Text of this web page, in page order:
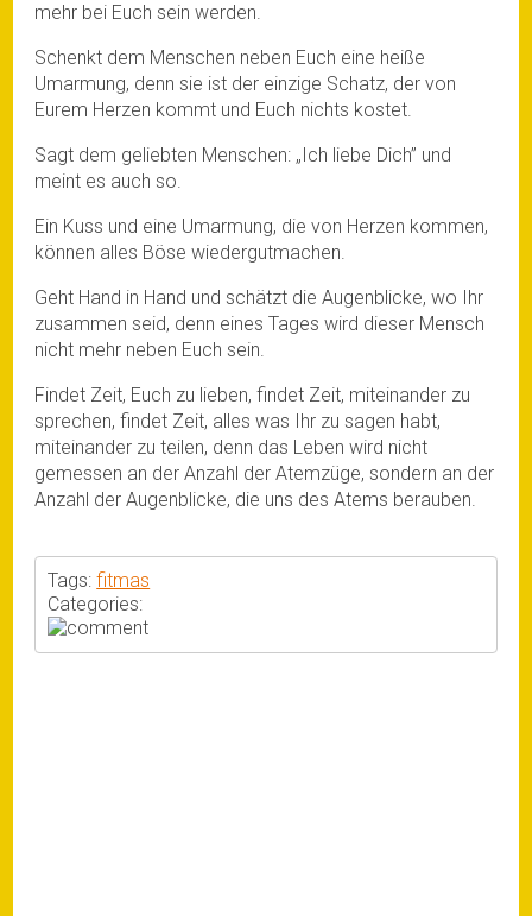
mehr bei Euch sein werden.
Schenkt dem Menschen neben Euch eine heiße
Umarmung, denn sie ist der einzige Schatz, der von
Eurem Herzen kommt und Euch nichts kostet.
Sagt dem geliebten Menschen: „Ich liebe Dich” und
meint es auch so.
Ein Kuss und eine Umarmung, die von Herzen kommen,
können alles Böse wiedergutmachen.
Geht Hand in Hand und schätzt die Augenblicke, wo Ihr
zusammen seid, denn eines Tages wird dieser Mensch
nicht mehr neben Euch sein.
Findet Zeit, Euch zu lieben, findet Zeit, miteinander zu
sprechen, findet Zeit, alles was Ihr zu sagen habt,
miteinander zu teilen, denn das Leben wird nicht
gemessen an der Anzahl der Atemzüge, sondern an der
Anzahl der Augenblicke, die uns des Atems berauben.
Tags:fitmas
Categories: